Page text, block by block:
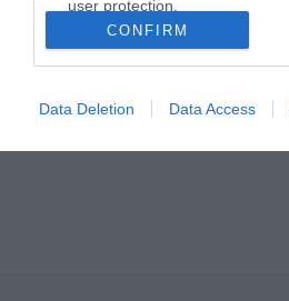
user protection.
CONFIRM
Data Deletion Data Access